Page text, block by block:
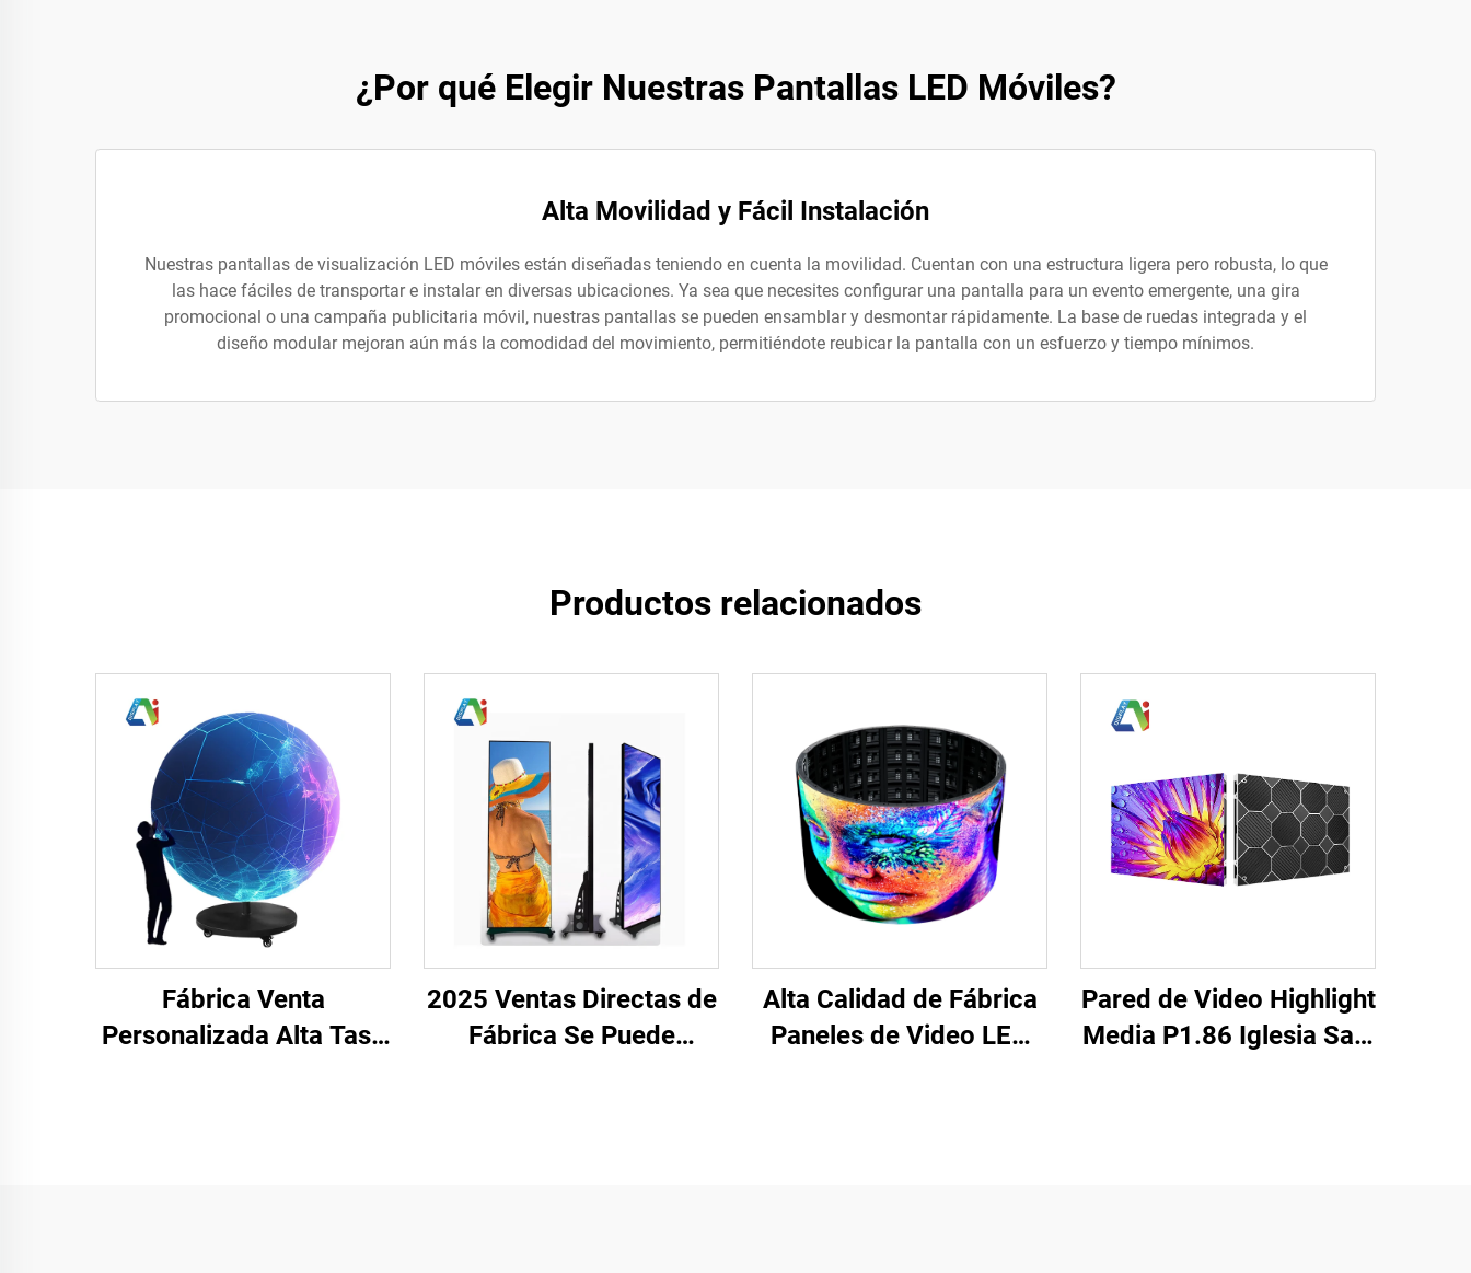
¿Por qué Elegir Nuestras Pantallas LED Móviles?
Alta Movilidad y Fácil Instalación
Nuestras pantallas de visualización LED móviles están diseñadas teniendo en cuenta la movilidad. Cuentan con una estructura ligera pero robusta, lo que
las hace fáciles de transportar e instalar en diversas ubicaciones. Ya sea que necesites configurar una pantalla para un evento emergente, una gira
promocional o una campaña publicitaria móvil, nuestras pantallas se pueden ensamblar y desmontar rápidamente. La base de ruedas integrada y el
diseño modular mejoran aún más la comodidad del movimiento, permitiéndote reubicar la pantalla con un esfuerzo y tiempo mínimos.
Productos relacionados
Fábrica Venta
Personalizada Alta Tasa
2025 Ventas Directas de
Fábrica Se Puede
Alta Calidad de Fábrica
Paneles de Video LED
Pared de Video Highlight
Media P1.86 Iglesia Sala